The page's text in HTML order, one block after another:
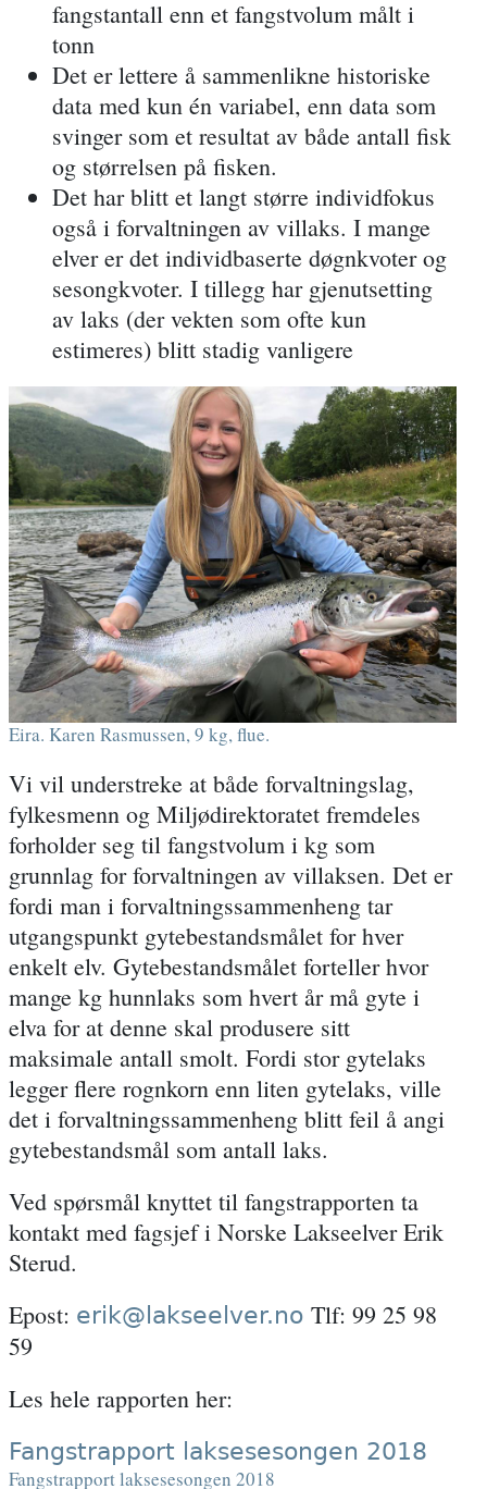
fangstantall enn et fangstvolum målt i
tonn
Det er lettere å sammenlikne historiske
data med kun én variabel, enn data som
svinger som et resultat av både antall fisk
og størrelsen på fisken.
Det har blitt et langt større individfokus
også i forvaltningen av villaks. I mange
elver er det individbaserte døgnkvoter og
sesongkvoter. I tillegg har gjenutsetting
av laks (der vekten som ofte kun
estimeres) blitt stadig vanligere
Eira. Karen Rasmussen, 9 kg, flue.
Vi vil understreke at både forvaltningslag,
fylkesmenn og Miljødirektoratet fremdeles
forholder seg til fangstvolum i kg som
grunnlag for forvaltningen av villaksen. Det er
fordi man i forvaltningssammenheng tar
utgangspunkt gytebestandsmålet for hver
enkelt elv. Gytebestandsmålet forteller hvor
mange kg hunnlaks som hvert år må gyte i
elva for at denne skal produsere sitt
maksimale antall smolt. Fordi stor gytelaks
legger flere rognkorn enn liten gytelaks, ville
det i forvaltningssammenheng blitt feil å angi
gytebestandsmål som antall laks.
Ved spørsmål knyttet til fangstrapporten ta
kontakt med fagsjef i Norske Lakseelver Erik
Sterud.
Epost: erik@lakseelver.no Tlf: 99 25 98
59
Les hele rapporten her:
Fangstrapport laksesesongen 2018
Fangstrapport laksesesongen 2018